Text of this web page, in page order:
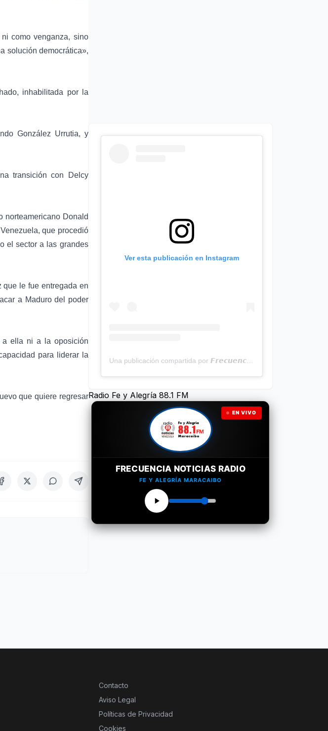
como venganza, sino
solución democrática»,
inhabilitada por la
González Urrutia, y
transición con Delcy
norteamericano Donald
que procedió
el sector a las grandes
que le fue entregada en
a Maduro del poder
a ella ni a la oposición
para liderar la
que quiere regresar
Ver esta publicación en Instagram
Una publicación compartida por 𝙁𝙧𝙚𝙘𝙪𝙚𝙣𝙘𝙞𝙖 𝙉𝙤𝙩𝙞𝙘𝙞𝙖𝙨 | Programa Radial (@frecuencianoticias)
Radio Fe y Alegría 88.1 FM
EN VIVO
FRECUENCIA NOTICIAS RADIO
FE Y ALEGRÍA MARACAIBO
Contacto
Aviso Legal
Políticas de Privacidad
Cookies